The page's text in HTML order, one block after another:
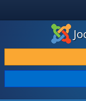
TÉLÉCHARGER &
DÉCOUVRIR &
COMMUNAUTÉ &